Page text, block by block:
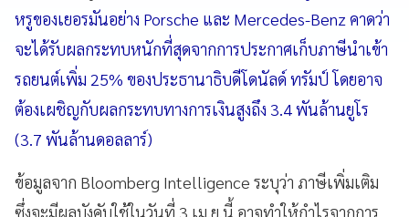
หรูของเยอรมันอย่าง Porsche และ Mercedes-Benz คาดว่า
จะได้รับผลกระทบหนักที่สุดจากการประกาศเก็บภาษีนำเข้า
รถยนต์เพิ่ม 25% ของประธานาธิบดีโดนัลด์ ทรัมป์ โดยอาจ
ต้องเผชิญกับผลกระทบทางการเงินสูงถึง 3.4 พันล้านยูโร
(3.7 พันล้านดอลลาร์)
ข้อมูลจาก Bloomberg Intelligence ระบุว่า ภาษีเพิ่มเติม
ซึ่งจะมีผลบังคับใช้ในวันที่ 3 เม.ย.นี้ อาจทำให้กำไรจากการ